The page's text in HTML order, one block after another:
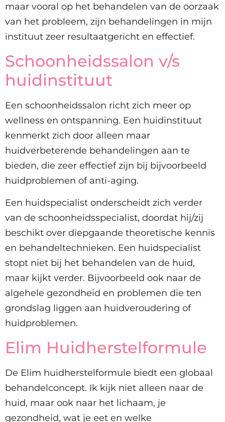
maar vooral op het behandelen van de oorzaak
van het probleem, zijn behandelingen in mijn
instituut zeer resultaatgericht en effectief.
Schoonheidssalon v/s
huidinstituut
Een schoonheidssalon richt zich meer op
wellness en ontspanning. Een huidinstituut
kenmerkt zich door alleen maar
huidverbeterende behandelingen aan te
bieden, die zeer effectief zijn bij bijvoorbeeld
huidproblemen of anti-aging.
Een huidspecialist onderscheidt zich verder
van de schoonheidsspecialist, doordat hij/zij
beschikt over diepgaande theoretische kennis
en behandeltechnieken. Een huidspecialist
stopt niet bij het behandelen van de huid,
maar kijkt verder. Bijvoorbeeld ook naar de
algehele gezondheid en problemen die ten
grondslag liggen aan huidveroudering of
huidproblemen.
Elim Huidherstelformule
De Elim huidherstelformule biedt een globaal
behandelconcept. Ik kijk niet alleen naar de
huid, maar ook naar het lichaam, je
gezondheid, wat je eet en welke